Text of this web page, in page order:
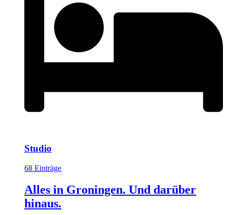
Studio
68 Einträge
Alles in Groningen. Und darüber
hinaus.